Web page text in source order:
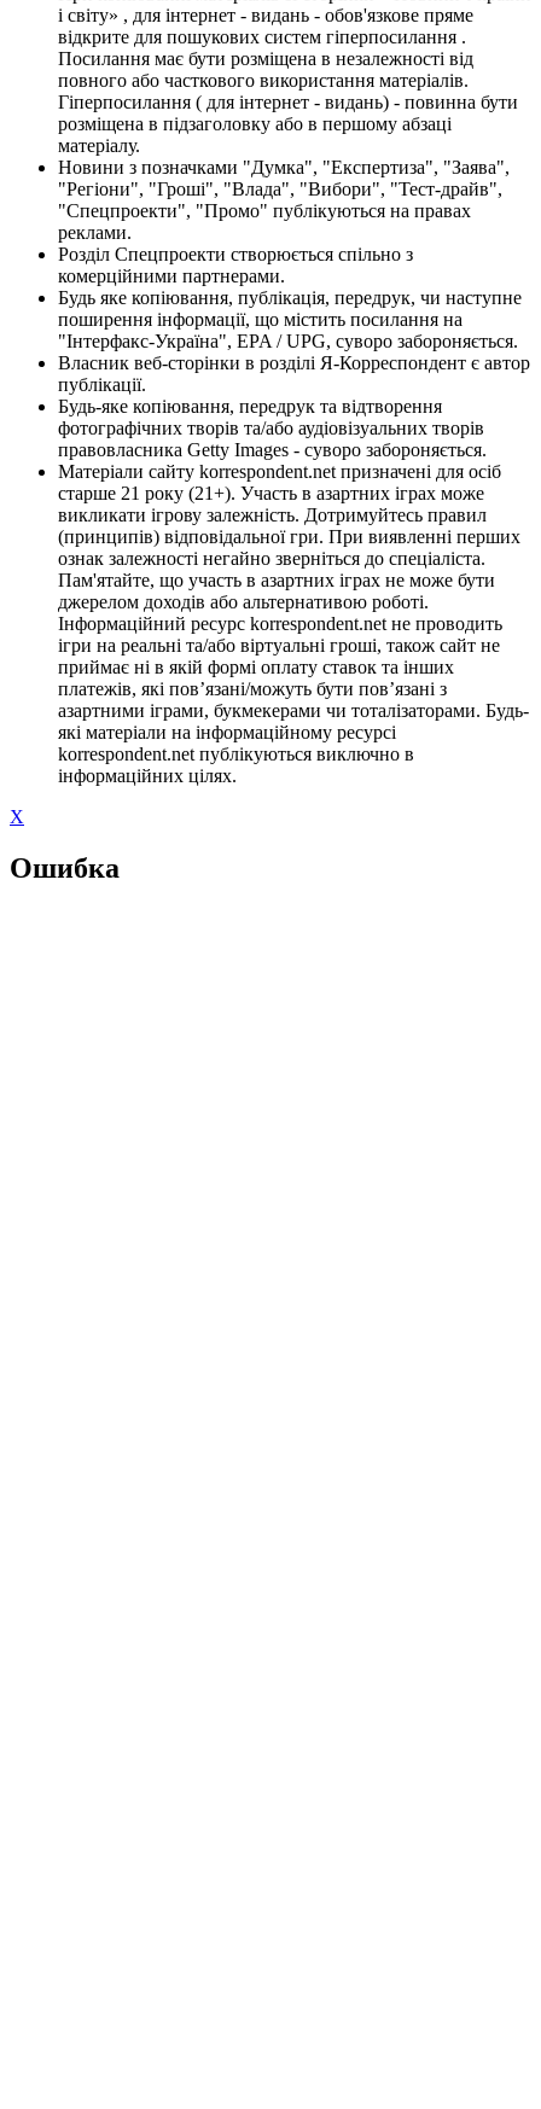
і світу» , для інтернет - видань - обов'язкове пряме
відкрите для пошукових систем гіперпосилання .
Посилання має бути розміщена в незалежності від
повного або часткового використання матеріалів.
Гіперпосилання ( для інтернет - видань) - повинна бути
розміщена в підзаголовку або в першому абзаці
матеріалу.
Новини з позначками "Думка", "Експертиза", "Заява",
"Регіони", "Гроші", "Влада", "Вибори", "Тест-драйв",
"Спецпроекти", "Промо" публікуються на правах
реклами.
Розділ Спецпроекти створюється спільно з
комерційними партнерами.
Будь яке копіювання, публікація, передрук, чи наступне
поширення інформації, що містить посилання на
"Інтерфакс-Україна", EPA / UPG, суворо забороняється.
Власник веб-сторінки в розділі Я-Корреспондент є автор
публікації.
Будь-яке копіювання, передрук та відтворення
фотографічних творів та/або аудіовізуальних творів
правовласника Getty Images - суворо забороняється.
Матеріали сайту korrespondent.net призначені для осіб
старше 21 року (21+). Участь в азартних іграх може
викликати ігрову залежність. Дотримуйтесь правил
(принципів) відповідальної гри. При виявленні перших
ознак залежності негайно зверніться до спеціаліста.
Пам'ятайте, що участь в азартних іграх не може бути
джерелом доходів або альтернативою роботі.
Інформаційний ресурс korrespondent.net не проводить
ігри на реальні та/або віртуальні гроші, також сайт не
приймає ні в якій формі оплату ставок та інших
платежів, які пов’язані/можуть бути пов’язані з
азартними іграми, букмекерами чи тоталізаторами. Будь-
які матеріали на інформаційному ресурсі
korrespondent.net публікуються виключно в
інформаційних цілях.
X
Ошибка